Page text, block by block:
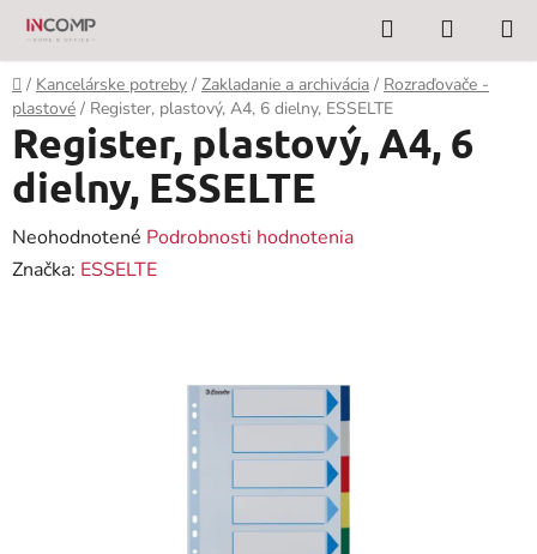
Prejsť
obsah
Hľadať
KOŠÍK
Domov
/ Kancelárske potreby / Zakladanie a archivácia / Rozraďovače -
plastové / Register, plastový, A4, 6 dielny, ESSELTE
Register, plastový, A4, 6
dielny, ESSELTE
Priemerné
hodnotenie
Neohodnotené Podrobnosti hodnotenia
Značka: ESSELTE